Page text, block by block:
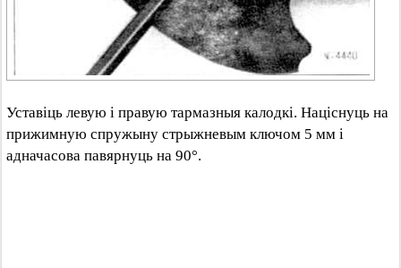
Уставіць левую і правую тармазныя калодкі. Націснуць на
прижимную спружыну стрыжневым ключом 5 мм і
адначасова павярнуць на 90°.